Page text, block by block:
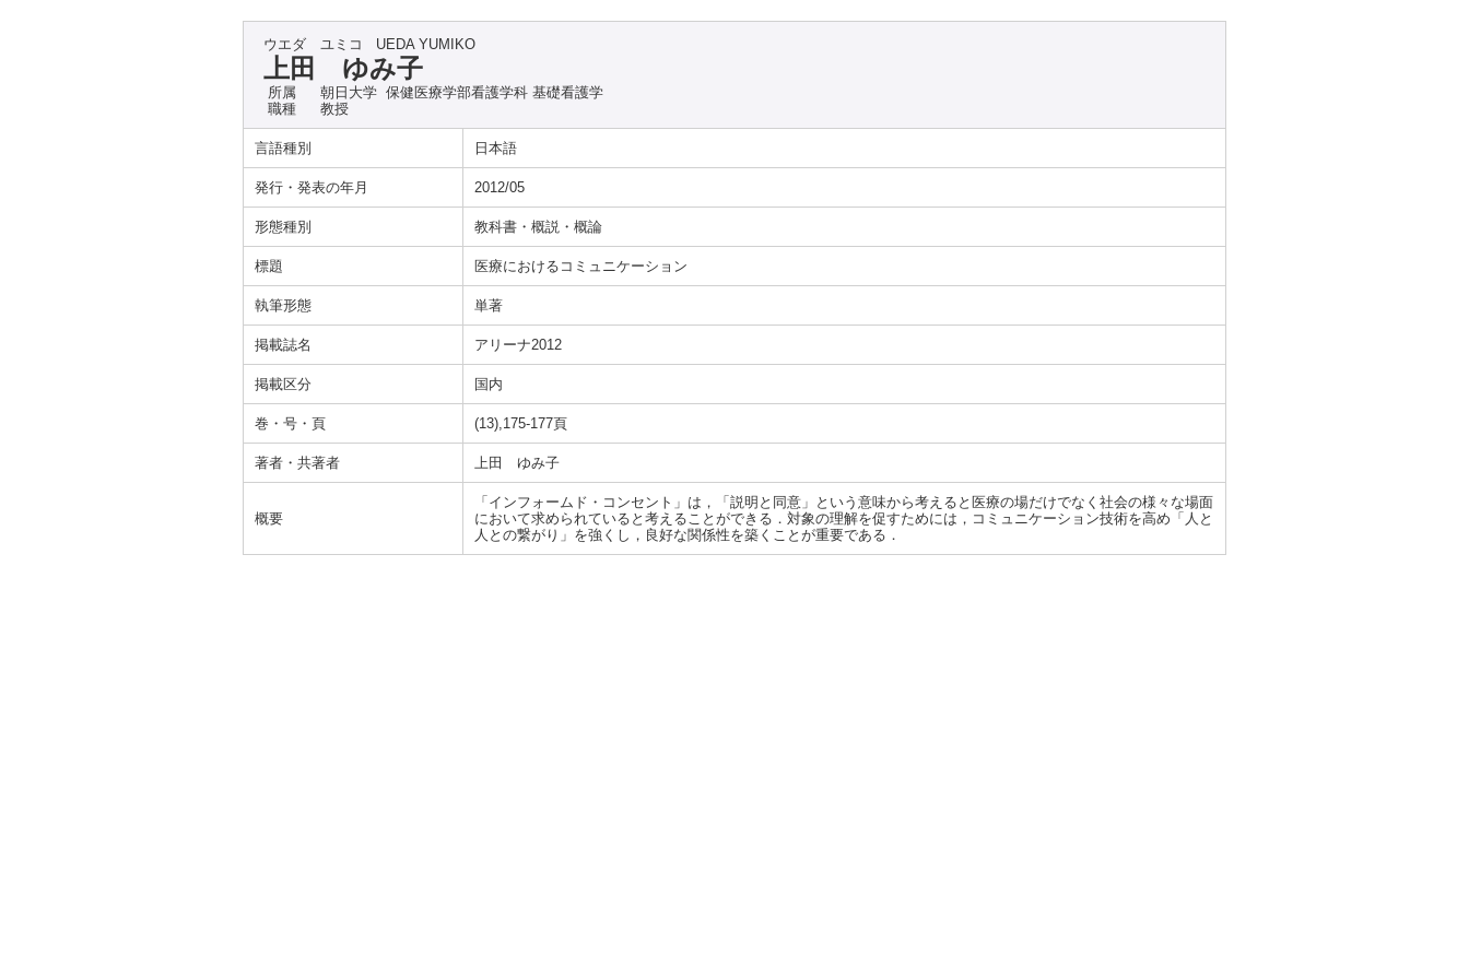
ウエダ ユミコ UEDA YUMIKO
上田 ゆみ子
所属
朝日大学 保健医療学部看護学科 基礎看護学
職種
教授
言語種別 日本語
発行・発表の年月 2012/05
形態種別 教科書・概説・概論
標題 医療におけるコミュニケーション
執筆形態 単著
掲載誌名 アリーナ2012
掲載区分 国内
巻・号・頁 (13),175-177頁
著者・共著者 上田 ゆみ子
概要
「インフォームド・コンセント」は，「説明と同意」という意味から考えると医療の場だけでなく社会の様々な場面
において求められていると考えることができる．対象の理解を促すためには，コミュニケーション技術を高め「人と
人との繋がり」を強くし，良好な関係性を築くことが重要である．